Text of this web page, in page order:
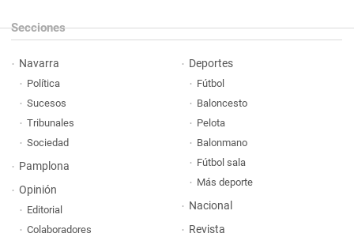
Secciones
Navarra
Política
Sucesos
Tribunales
Sociedad
Pamplona
Opinión
Editorial
Colaboradores
Deportes
Fútbol
Baloncesto
Pelota
Balonmano
Fútbol sala
Más deporte
Nacional
Revista